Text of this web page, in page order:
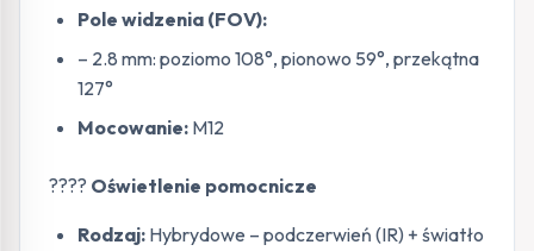
Pole widzenia (FOV):
– 2.8 mm: poziomo 108°, pionowo 59°, przekątna
127°
Mocowanie: M12
???? Oświetlenie pomocnicze
Rodzaj: Hybrydowe – podczerwień (IR) + światło